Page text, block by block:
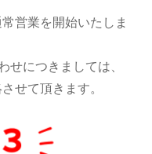
営業を開始いたしま
せにつきましては、
せて頂きます。